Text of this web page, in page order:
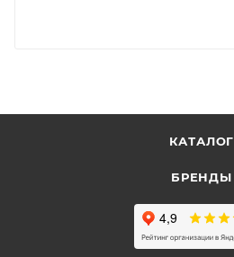
КАТАЛОГ
БРЕНДЫ